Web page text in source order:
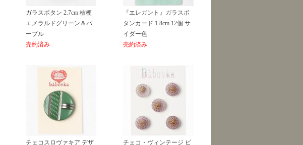
ガラスボタン 2.7cm 桔梗
エメラルドグリーン＆パ
ープル
売約済み
『エレガント』ガラスボ
タンカード 1.8cm 12個 サ
イダー色
売約済み
チェコスロヴァキア デザ
チェコ・ヴィンテージ ピ